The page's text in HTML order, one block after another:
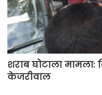
शराब घोटाला मामला:
केजरीवाल